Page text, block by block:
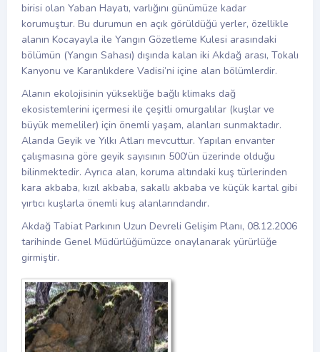
birisi olan Yaban Hayatı, varlığını günümüze kadar
korumuştur. Bu durumun en açık görüldüğü yerler, özellikle
alanın Kocayayla ile Yangın Gözetleme Kulesi arasındaki
bölümün (Yangın Sahası) dışında kalan iki Akdağ arası, Tokalı
Kanyonu ve Karanlıkdere Vadisi’ni içine alan bölümlerdir.
Alanın ekolojisinin yüksekliğe bağlı klimaks dağ
ekosistemlerini içermesi ile çeşitli omurgalılar (kuşlar ve
büyük memeliler) için önemli yaşam, alanları sunmaktadır.
Alanda Geyik ve Yılkı Atları mevcuttur. Yapılan envanter
çalışmasına göre geyik sayısının 500'ün üzerinde olduğu
bilinmektedir. Ayrıca alan, koruma altındaki kuş türlerinden
kara akbaba, kızıl akbaba, sakallı akbaba ve küçük kartal gibi
yırtıcı kuşlarla önemli kuş alanlarındandır.
Akdağ Tabiat Parkının Uzun Devreli Gelişim Planı, 08.12.2006
tarihinde Genel Müdürlüğümüzce onaylanarak yürürlüğe
girmiştir.